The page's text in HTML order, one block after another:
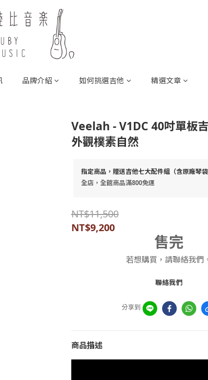
品牌介紹 如何挑選吉他 精選文章
Veelah - V1DC 40吋單板
外觀樸素自然
指定商品，贈送吉他七大配件組（含原廠琴袋
全店，全館商品滿800免運
NT$11,500
NT$9,200
售完
若想購買，請聯絡我們
聯絡我們
分享到
商品描述